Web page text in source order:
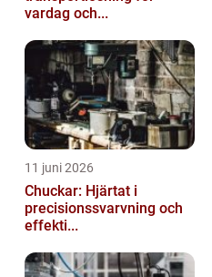
vardag och...
11 juni 2026
Chuckar: Hjärtat i
precisionssvarvning och
effekti...